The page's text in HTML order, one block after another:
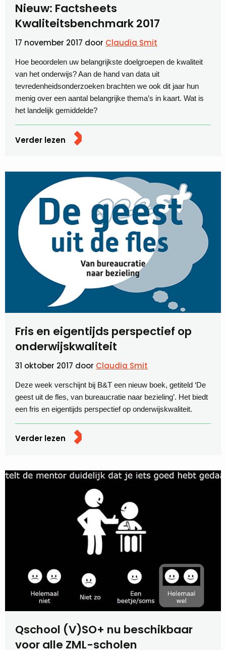
Nieuw: Factsheets
Kwaliteitsbenchmark 2017
17 november 2017 door Claudia Smit
Hoe beoordelen uw belangrijkste doelgroepen de kwaliteit
van het onderwijs? Aan de hand van data uit
tevredenheidsonderzoeken brachten we ook dit jaar hun
menig over een aantal belangrijke thema’s in kaart. Wat is
het landelijk gemiddelde?
Verder lezen
Fris en eigentijds perspectief op
onderwijskwaliteit
31 oktober 2017 door Claudia Smit
Deze week verschijnt bij B&T een nieuw boek, getiteld ‘De
geest uit de fles, van bureaucratie naar bezieling’. Het biedt
een fris en eigentijds perspectief op onderwijskwaliteit.
Verder lezen
Qschool (V)SO+ nu beschikbaar
voor alle ZML-scholen